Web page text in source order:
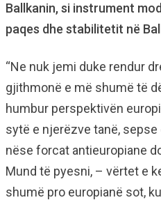
Ballkanin, si instrument
paqes dhe stabilitetit në
“Ne nuk jemi duke rendur
gjithmonë e më shumë të
humbur perspektivën
sytë e njerëzve tanë,
nëse forcat antieuropiane
Mund të pyesni, – vërtet e
shumë pro europianë sot,